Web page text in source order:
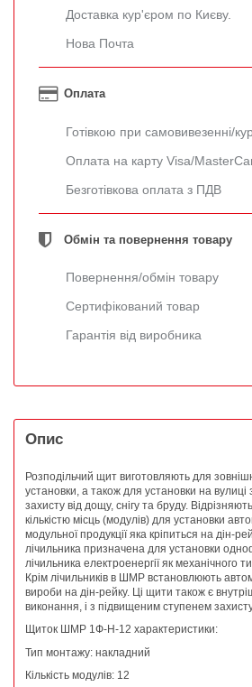
Доставка кур'єром по Києву.
Нова Почта
Оплата
Готівкою при самовивезенні/
Оплата на карту Visa/
Безготівкова оплата з ПДВ
Обмін та повернення товару
Повернення/обмін товару
Сертифікований товар
Гарантія від виробника
Опис
Розподільчий щит виготовляють для
установки, а також для установки на
захисту від дощу, снігу та бруду.
кількістю місць (модулів) для установки
модульної продукції яка кріпиться на дін-
лічильника призначена для установки
лічильника електроенергії як механічного
Крім лічильників в ШМР встановлюють
вироби на дін-рейку. Ці щити також є
виконання, і з підвищеним ступенем
Щиток ШМР 1Ф-Н-12 характеристики:
Тип монтажу: накладний
Кількість модулів: 12